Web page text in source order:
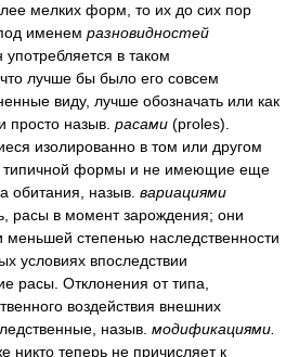
мелких форм, то их до сих пор
именем разновидностей
в таком
лучше бы было его совсем
виду, лучше обозначать или как
просто назыв. расами (proles).
изолированно в том или другом
типичной формы и не имеющие еще
обитания, назыв. вариациями
расы в момент зарождения; они
степенью наследственности
условиях впоследствии
расы. Отклонения от типа,
воздействия внешних
назыв. модификациями.
никто теперь не причисляет к